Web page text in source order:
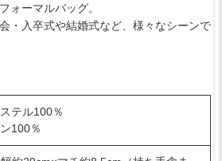
ォーマルバッグ。
・入卒式や結婚式など、様々なシーンで
テル100％
100％